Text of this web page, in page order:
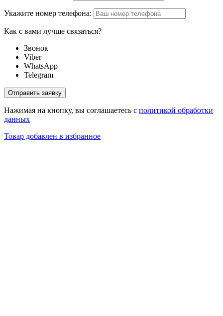
Укажите номер телефона:
Как с вами лучше связаться?
Звонок
Viber
WhatsApp
Telegram
Нажимая на кнопку, вы соглашаетесь с политикой обработки
данных
Товар добавлен в избранное